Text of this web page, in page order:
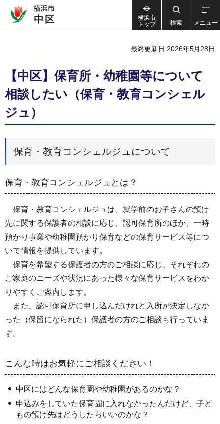
横浜市
トップ
検索 メニュー
最終更新日 2026年5月28日
【中区】保育所・幼稚園等について
相談したい（保育・教育コンシェル
ジュ）
保育・教育コンシェルジュについて
保育・教育コンシェルジュとは？
保育・教育コンシェルジュは、就学前のお子さんの預け
先に関する保護者の相談に応じ、認可保育所のほか、一時
預かり事業や幼稚園預かり保育などの保育サービス等につ
いて情報を提供しています。
保育を希望する保護者の方のご相談に応じ、それぞれの
ご家庭のニーズや状況にあった様々な保育サービスをわか
りやすくご案内します。
また、認可保育所に申し込んだけれど入所が決定しなか
った（保留になられた）保護者の方のご相談も行っていま
す。
こんな時はお気軽にご相談ください！
中区にはどんな保育園や幼稚園があるのかな？
申込みをしていた保育園に入れなかったんだけど、子ど
もの預け先はどうしたらいいのかな？